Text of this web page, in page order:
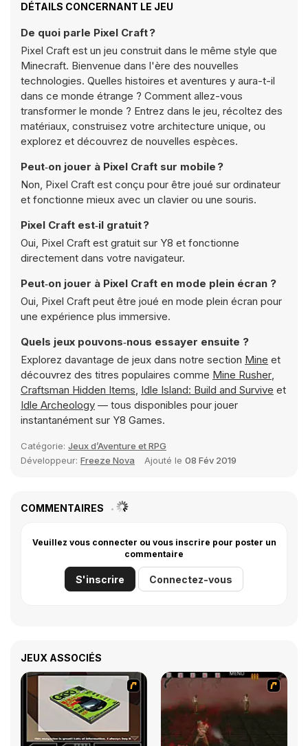
DÉTAILS CONCERNANT LE JEU
De quoi parle Pixel Craft ?
Pixel Craft est un jeu construit dans le même style que
Minecraft. Bienvenue dans l'ère des nouvelles
technologies. Quelles histoires et aventures y aura-t-il
dans ce monde étrange ? Comment allez-vous
transformer le monde ? Entrez dans le jeu, récoltez des
matériaux, construisez votre architecture unique, ou
explorez et découvrez de nouvelles espèces.
Peut‑on jouer à Pixel Craft sur mobile ?
Non, Pixel Craft est conçu pour être joué sur ordinateur
et fonctionne mieux avec un clavier ou une souris.
Pixel Craft est‑il gratuit ?
Oui, Pixel Craft est gratuit sur Y8 et fonctionne
directement dans votre navigateur.
Peut‑on jouer à Pixel Craft en mode plein écran ?
Oui, Pixel Craft peut être joué en mode plein écran pour
une expérience plus immersive.
Quels jeux pouvons‑nous essayer ensuite ?
Explorez davantage de jeux dans notre section Mine et
découvrez des titres populaires comme Mine Rusher,
Craftsman Hidden Items, Idle Island: Build and Survive et
Idle Archeology — tous disponibles pour jouer
instantanément sur Y8 Games.
Catégorie: Jeux d’Aventure et RPG
Développeur: Freeze Nova Ajouté le 08 Fév 2019
COMMENTAIRES
Veuillez vous connecter ou vous inscrire pour poster un
commentaire
S'inscrire Connectez-vous
JEUX ASSOCIÉS